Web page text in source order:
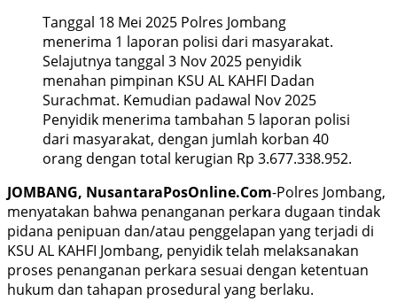
Tanggal 18 Mei 2025 Polres Jombang
menerima 1 laporan polisi dari masyarakat.
Selajutnya tanggal 3 Nov 2025 penyidik
menahan pimpinan KSU AL KAHFI Dadan
Surachmat. Kemudian padawal Nov 2025
Penyidik menerima tambahan 5 laporan polisi
dari masyarakat, dengan jumlah korban 40
orang dengan total kerugian Rp 3.677.338.952.
JOMBANG, NusantaraPosOnline.Com-Polres Jombang,
menyatakan bahwa penanganan perkara dugaan tindak
pidana penipuan dan/atau penggelapan yang terjadi di
KSU AL KAHFI Jombang, penyidik telah melaksanakan
proses penanganan perkara sesuai dengan ketentuan
hukum dan tahapan prosedural yang berlaku.